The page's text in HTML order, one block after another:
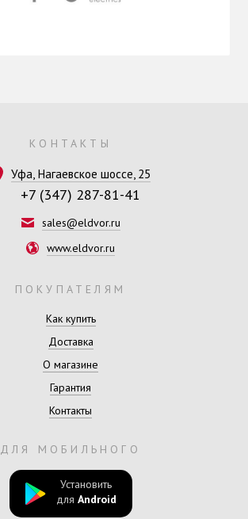
КОНТАКТЫ
Уфа, Нагаевское шоссе, 25
+7 (347) 287-81-41
sales@eldvor.ru
www.eldvor.ru
ПОКУПАТЕЛЯМ
Как купить
Доставка
О магазине
Гарантия
Контакты
ДЛЯ МОБИЛЬНОГО
Установить
для Android